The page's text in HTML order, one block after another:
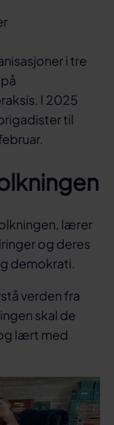
i tre
I 2025
til
lærer
og deres
demokrati.
verden fra
skal de
lært med